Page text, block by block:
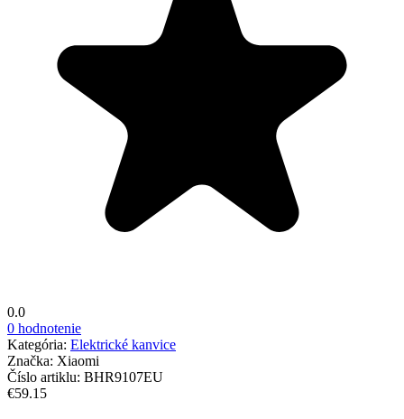
0.0
0 hodnotenie
Kategória: Elektrické kanvice
Značka: Xiaomi
Číslo artiklu: BHR9107EU
€59.15